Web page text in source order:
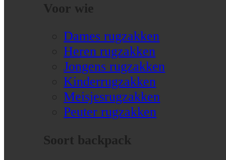
Voor wie
Dames rugzakken
Heren rugzakken
Jongens rugzakken
Kinderrugzakken
Meisjesrugzakken
Peuter rugzakken
Soort backpack